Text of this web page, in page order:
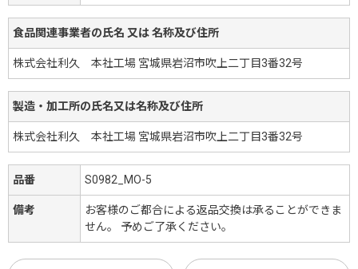
食品関連事業者の氏名 又は 名称及び住所
株式会社利久 本社工場 宮城県岩沼市吹上二丁目3番32号
製造・加工所の氏名又は名称及び住所
株式会社利久 本社工場 宮城県岩沼市吹上二丁目3番32号
品番 S0982_MO-5
備考
お客様のご都合による返品交換は承ることができま
せん。 予めご了承ください。